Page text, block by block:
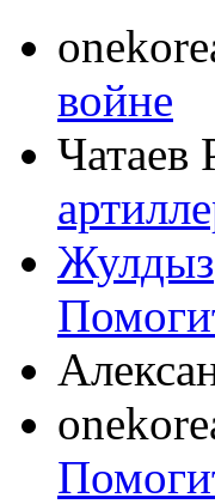
войне
Чатаев
Жулдыз